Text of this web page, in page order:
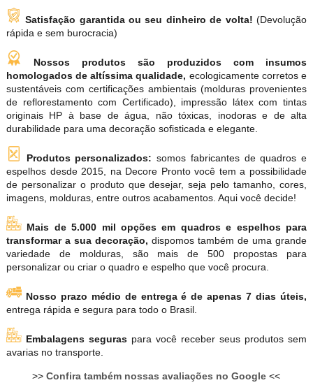
Satisfação garantida ou seu dinheiro de volta!(Devolução
rápida e sem burocracia)
Nossos produtos são produzidos com insumos
homologados de altíssima qualidade, ecologicamente corretos e
sustentáveis com certificações ambientais (molduras provenientes
de reflorestamento com Certificado), impressão látex com tintas
originais HP à base de água, não tóxicas, inodoras e de alta
durabilidade para uma decoração sofisticada e elegante.
Produtos personalizados: somos fabricantes de quadros e
espelhos desde 2015, na Decore Pronto você tem a possibilidade
de personalizar o produto que desejar, seja pelo tamanho, cores,
imagens, molduras, entre outros acabamentos. Aqui você decide!
Mais de 5.000 mil opções em quadros e espelhos para
transformar a sua decoração, dispomos também de uma grande
variedade de molduras, são mais de 500 propostas para
personalizar ou criar o quadro e espelho que você procura.
Nosso prazo médio de entrega é de apenas 7 dias úteis,
entrega rápida e segura para todo o Brasil.
Embalagens seguras para você receber seus produtos sem
avarias no transporte.
>>Confira também nossas avaliações no Google <<